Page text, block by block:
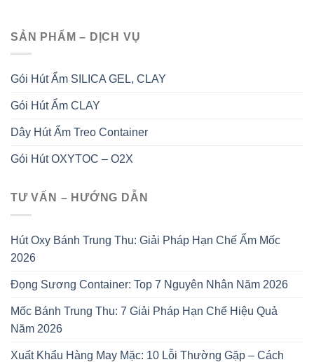
SẢN PHẨM – DỊCH VỤ
Gói Hút Ẩm SILICA GEL, CLAY
Gói Hút Ẩm CLAY
Dây Hút Ẩm Treo Container
Gói Hút OXYTOC – O2X
TƯ VẤN – HƯỚNG DẪN
Hút Oxy Bánh Trung Thu: Giải Pháp Hạn Chế Ẩm Mốc
2026
Đọng Sương Container: Top 7 Nguyên Nhân Năm 2026
Mốc Bánh Trung Thu: 7 Giải Pháp Hạn Chế Hiệu Quả
Năm 2026
Xuất Khẩu Hàng May Mặc: 10 Lỗi Thường Gặp – Cách